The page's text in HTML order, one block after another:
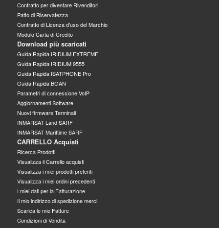
Contratto per diventare Rivenditori
Patto di Riservatezza
Contratto di Licenza d'uso del Marchio
Modulo Carta di Credito
Download più scaricati
Guida Rapida IRIDIUM EXTREME
Guida Rapida IRIDIUM 9555
Guida Rapida ISATPHONE Pro
Guida Rapida BGAN
Parametri di connessione VoIP
Aggiornamenti Software
Nuovi firmware Terminali
INMARSAT Land SARF
INMARSAT Marittime SARF
CARRELLO Acquisti
Ricerca Prodotti
Visualizza il Carrello acquisti
Visualizza i miei prodotti preferiti
Visualizza i miei ordini precedenti
I miei dati per la Fatturazione
Il mio indirizzo di spedizione merci
Scarica le mie Fatture
Condizioni di Vendita